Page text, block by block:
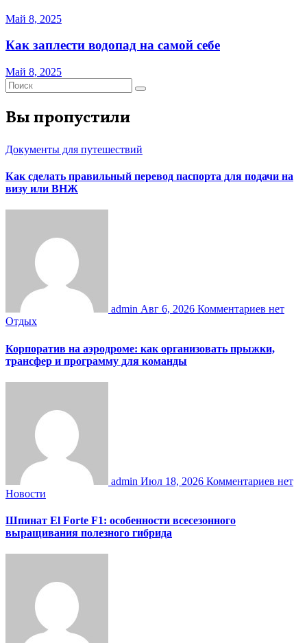
Май 8, 2025
Как заплести водопад на самой себе
Май 8, 2025
Вы пропустили
Документы для путешествий
Как сделать правильный перевод паспорта для подачи на
визу или ВНЖ
admin Авг 6, 2026 Комментариев нет
Отдых
Корпоратив на аэродроме: как организовать прыжки,
трансфер и программу для команды
admin Июл 18, 2026 Комментариев нет
Новости
Шпинат El Forte F1: особенности всесезонного
выращивания полезного гибрида